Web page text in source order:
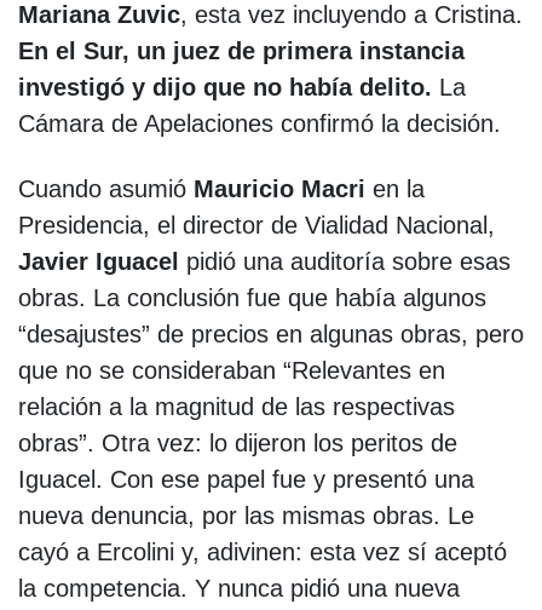
Mariana Zuvic, esta vez incluyendo a Cristina.
En el Sur, un juez de primera instancia
investigó y dijo que no había delito. La
Cámara de Apelaciones confirmó la decisión.
Cuando asumió Mauricio Macri en la
Presidencia, el director de Vialidad Nacional,
Javier Iguacel pidió una auditoría sobre esas
obras. La conclusión fue que había algunos
“desajustes” de precios en algunas obras, pero
que no se consideraban “Relevantes en
relación a la magnitud de las respectivas
obras”. Otra vez: lo dijeron los peritos de
Iguacel. Con ese papel fue y presentó una
nueva denuncia, por las mismas obras. Le
cayó a Ercolini y, adivinen: esta vez sí aceptó
la competencia. Y nunca pidió una nueva